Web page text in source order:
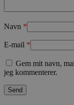
Navn *
E-mail *
Gem mit navn,
jeg kommenterer.